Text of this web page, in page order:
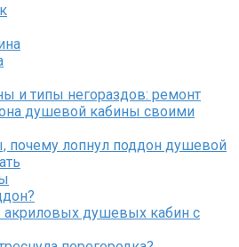
и типы негораздов: ремонт
душевой кабины своими
почему лопнул поддон душевой
душевых кабин с